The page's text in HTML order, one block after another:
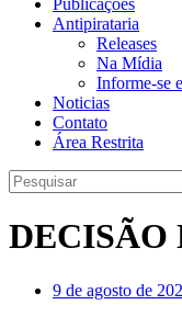
Publicações
Antipirataria
Releases
Na Mídia
Informe-se
Noticias
Contato
Área Restrita
DECISÃO
9 de agosto de